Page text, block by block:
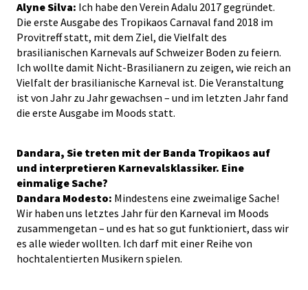
Alyne Silva: Ich habe den Verein Adalu 2017 gegründet.
Die erste Ausgabe des Tropikaos Carnaval fand 2018 im
Provitreff statt, mit dem Ziel, die Vielfalt des
brasilianischen Karnevals auf Schweizer Boden zu feiern.
Ich wollte damit Nicht-Brasilianern zu zeigen, wie reich an
Vielfalt der brasilianische Karneval ist. Die Veranstaltung
ist von Jahr zu Jahr gewachsen – und im letzten Jahr fand
die erste Ausgabe im Moods statt.
Dandara, Sie treten mit der Banda Tropikaos auf
und interpretieren Karnevalsklassiker. Eine
einmalige Sache?
Dandara Modesto: Mindestens eine zweimalige Sache!
Wir haben uns letztes Jahr für den Karneval im Moods
zusammengetan – und es hat so gut funktioniert, dass wir
es alle wieder wollten. Ich darf mit einer Reihe von
hochtalentierten Musikern spielen.